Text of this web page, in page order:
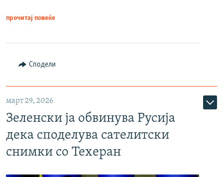
прочитај повеќе
Сподели
март 29, 2026
Зеленски ја обвинува Русија
дека споделува сателитски
снимки со Техеран